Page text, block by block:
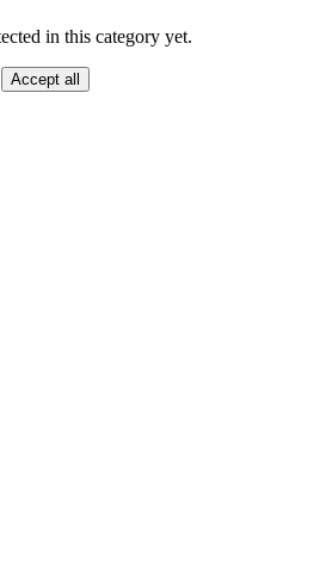
in this category yet.
Accept all